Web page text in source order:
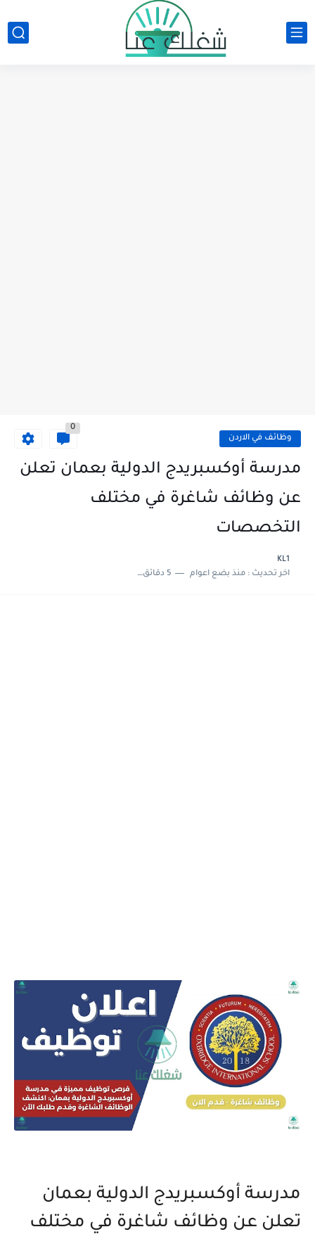
وظائف في الاردن
0
مدرسة أوكسبريدج الدولية بعمان تعلن
عن وظائف شاغرة في مختلف
التخصصات
KL1
اخر تحديث :منذ بضع اعوام 5 دقائق للقراءة
مدرسة أوكسبريدج الدولية بعمان
تعلن عن وظائف شاغرة في مختلف